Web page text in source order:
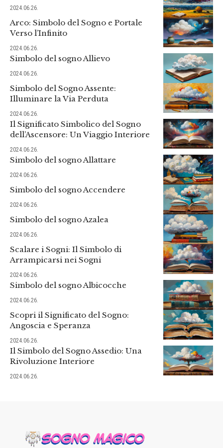
2024.06.26.
Arco: Simbolo del Sogno e Portale
Verso l’Infinito
2024.06.26.
Simbolo del sogno Allievo
2024.06.26.
Simbolo del Sogno Assente:
Illuminare la Via Perduta
2024.06.26.
Il Significato Simbolico del Sogno
dell’Ascensore: Un Viaggio Interiore
2024.06.26.
Simbolo del sogno Allattare
2024.06.26.
Simbolo del sogno Accendere
2024.06.26.
Simbolo del sogno Azalea
2024.06.26.
Scalare i Sogni: Il Simbolo di
Arrampicarsi nei Sogni
2024.06.26.
Simbolo del sogno Albicocche
2024.06.26.
Scopri il Significato del Sogno:
Angoscia e Speranza
2024.06.26.
Il Simbolo del Sogno Assedio: Una
Rivoluzione Interiore
2024.06.26.